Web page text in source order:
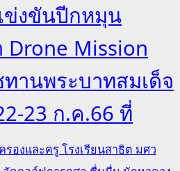
งขันปีกหมุน
Mission
านพระบาทสมเด็จ
23 ก.ค.66 ที่
องและครู โรงเรียนสาธิต มศว